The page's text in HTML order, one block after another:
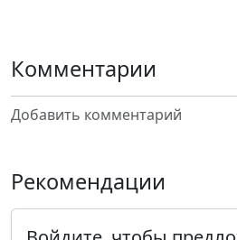
Комментарии
Добавить комментарий
Рекомендации